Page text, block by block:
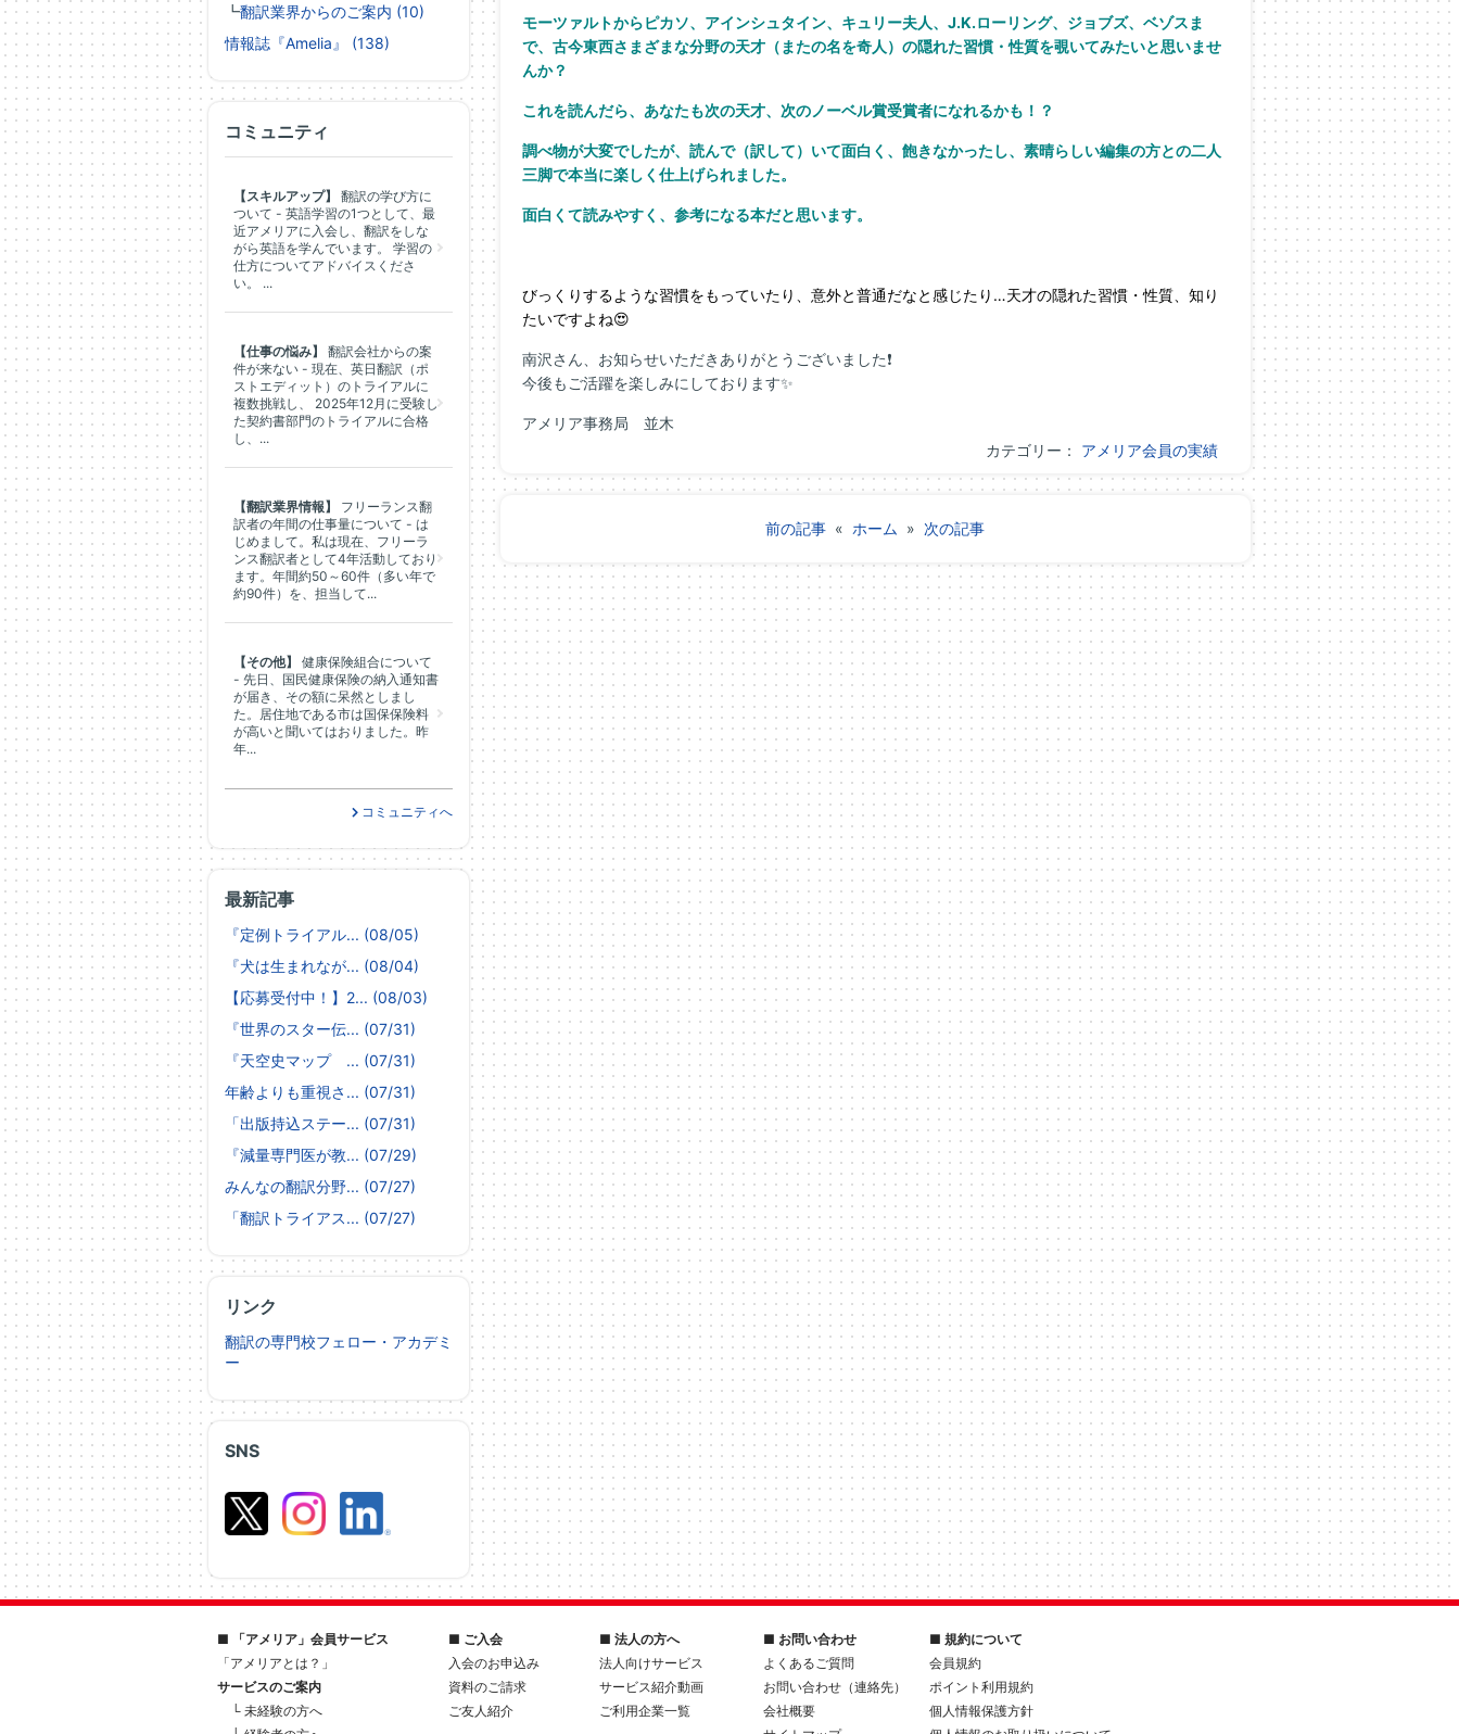
モーツァルトからピカソ、アインシュタイン、キュリー夫人、J.K.ローリング、ジョブズ、ベゾスま
で、古今東西さまざまな分野の天才（またの名を奇人）の隠れた習慣・性質を覗いてみたいと思いませ
んか？
これを読んだら、あなたも次の天才、次のノーベル賞受賞者になれるかも！？
調べ物が大変でしたが、読んで（訳して）いて面白く、飽きなかったし、素晴らしい編集の方との二人
三脚で本当に楽しく仕上げられました。
面白くて読みやすく、参考になる本だと思います。
びっくりするような習慣をもっていたり、意外と普通だなと感じたり…天才の隠れた習慣・性質、知り
たいですよね😍
南沢さん、お知らせいただきありがとうございました❗
今後もご活躍を楽しみにしております✨
アメリア事務局 並木
カテゴリー： アメリア会員の実績
前の記事 « ホーム » 次の記事
SNS
┗翻訳業界からのご案内 (10)
情報誌『Amelia』 (138)
最新記事
『定例トライアル... (08/05)
『犬は生まれなが... (08/04)
【応募受付中！】2... (08/03)
『世界のスター伝... (07/31)
『天空史マップ ... (07/31)
年齢よりも重視さ... (07/31)
「出版持込ステー... (07/31)
『減量専門医が教... (07/29)
みんなの翻訳分野... (07/27)
「翻訳トライアス... (07/27)
リンク
翻訳の専門校フェロー・アカデミ
ー
コミュニティ
【スキルアップ】
翻訳の学び方に
ついて - 英語学習の1つとして、最
近アメリアに入会し、翻訳をしな
がら英語を学んでいます。 学習の
仕方についてアドバイスくださ
い。 ...
【仕事の悩み】
翻訳会社からの案
件が来ない - 現在、英日翻訳（ポ
ストエディット）のトライアルに
複数挑戦し、 2025年12月に受験し
た契約書部門のトライアルに合格
し、...
【翻訳業界情報】
フリーランス翻
訳者の年間の仕事量について - は
じめまして。私は現在、フリーラ
ンス翻訳者として4年活動しており
ます。年間約50～60件（多い年で
約90件）を、担当して...
【その他】
健康保険組合について
- 先日、国民健康保険の納入通知書
が届き、その額に呆然としまし
た。居住地である市は国保保険料
が高いと聞いてはおりました。昨
年...
コミュニティへ
■ 「アメリア」会員サービス
「アメリアとは？」
サービスのご案内
└ 未経験の方へ
■ ご入会
入会のお申込み
資料のご請求
ご友人紹介
■ 法人の方へ
法人向けサービス
サービス紹介動画
ご利用企業一覧
■ お問い合わせ
よくあるご質問
お問い合わせ（連絡先）
会社概要
■ 規約について
会員規約
ポイント利用規約
個人情報保護方針